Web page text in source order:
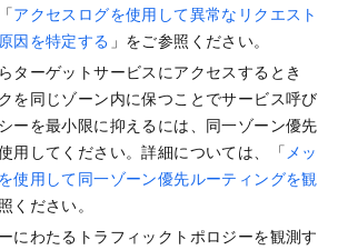
アクセスログを使用して異常なリクエスト
因を特定する 」をご参照ください。
ターゲットサービスにアクセスするとき
を同じゾーン内に保つことでサービス呼び
ーを最小限に抑えるには、同一ゾーン優先
用してください。詳細については、「メッ
使用して同一ゾーン優先ルーティングを観
ください。
にわたるトラフィックトポロジーを観測す